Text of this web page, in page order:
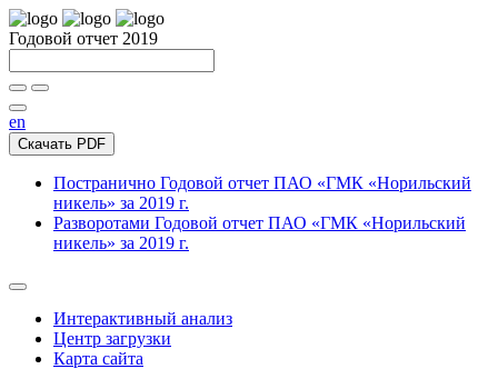
Годовой отчет 2019
en
Скачать PDF
Постранично Годовой отчет ПАО «ГМК «Норильский
никель» за 2019 г.
Разворотами Годовой отчет ПАО «ГМК «Норильский
никель» за 2019 г.
Интерактивный анализ
Центр загрузки
Карта сайта